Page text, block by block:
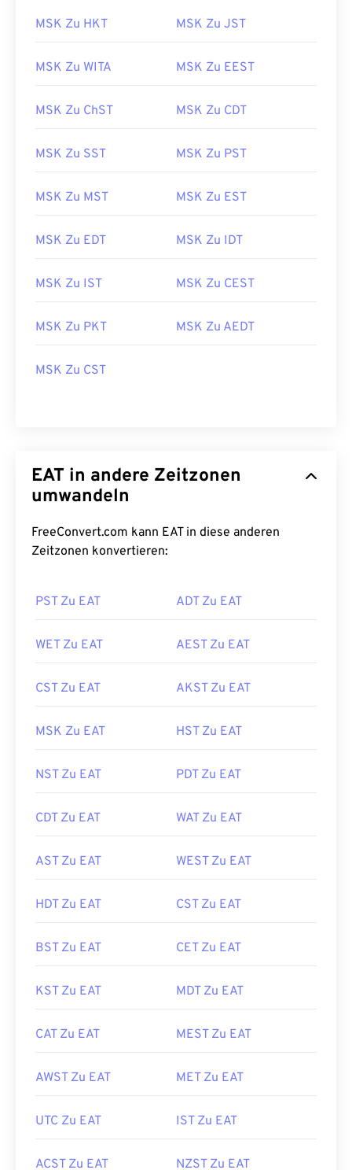
MSK Zu HKT MSK Zu JST
MSK Zu WITA MSK Zu EEST
MSK Zu ChST MSK Zu CDT
MSK Zu SST MSK Zu PST
MSK Zu MST MSK Zu EST
MSK Zu EDT MSK Zu IDT
MSK Zu IST MSK Zu CEST
MSK Zu PKT MSK Zu AEDT
MSK Zu CST
EAT in andere Zeitzonen
umwandeln
FreeConvert.com kann EAT in diese anderen
Zeitzonen konvertieren:
PST Zu EAT ADT Zu EAT
WET Zu EAT AEST Zu EAT
CST Zu EAT AKST Zu EAT
MSK Zu EAT HST Zu EAT
NST Zu EAT PDT Zu EAT
CDT Zu EAT WAT Zu EAT
AST Zu EAT WEST Zu EAT
HDT Zu EAT CST Zu EAT
BST Zu EAT CET Zu EAT
KST Zu EAT MDT Zu EAT
CAT Zu EAT MEST Zu EAT
AWST Zu EAT MET Zu EAT
UTC Zu EAT IST Zu EAT
ACST Zu EAT NZST Zu EAT